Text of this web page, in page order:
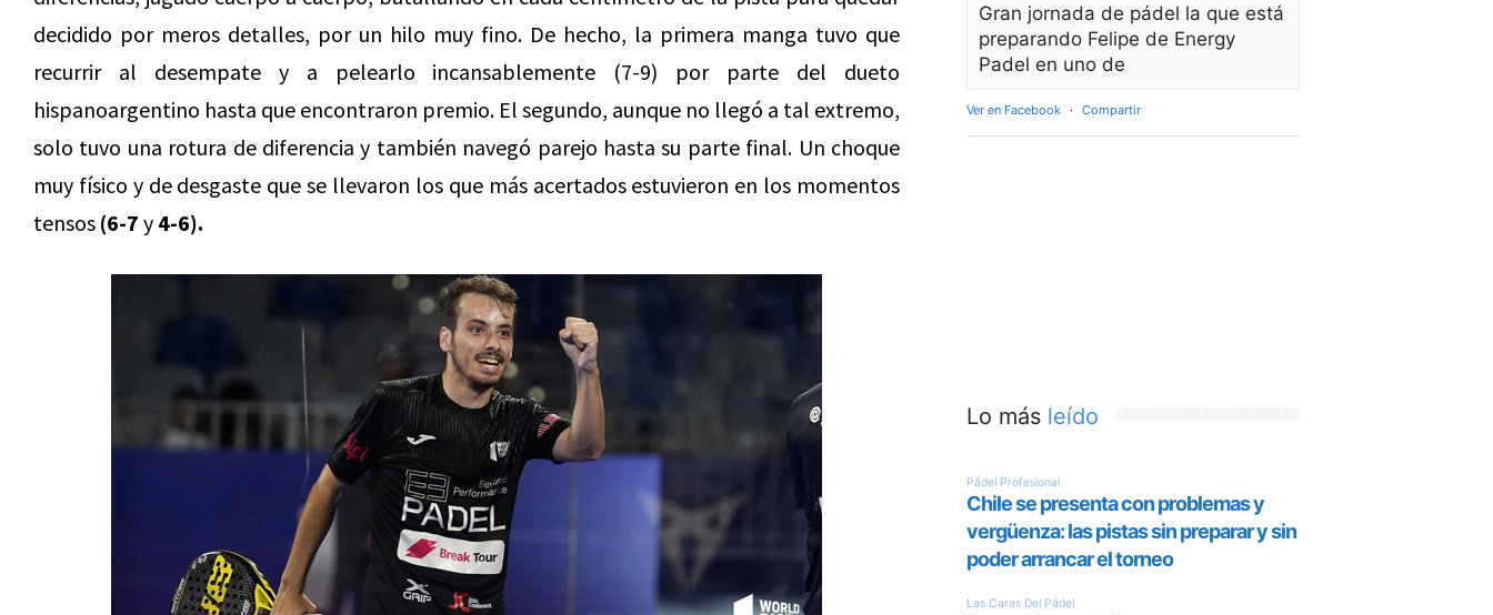
decidido por meros detalles, por un hilo muy fino. De hecho, la primera manga tuvo que
recurrir al desempate y a pelearlo incansablemente (7-9) por parte del dueto
hispanoargentino hasta que encontraron premio. El segundo, aunque no llegó a tal extremo,
solo tuvo una rotura de diferencia y también navegó parejo hasta su parte final. Un choque
muy físico y de desgaste que se llevaron los que más acertados estuvieron en los momentos
tensos (6-7 y 4-6).
Gran jornada de pádel la que está
preparando Felipe de Energy
Padel en uno de
Ver en Facebook · Compartir
Lo más leído